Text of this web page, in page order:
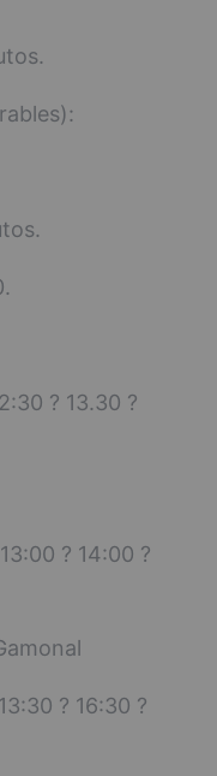
? 13.30 ?
? 14:00 ?
? 16:30 ?